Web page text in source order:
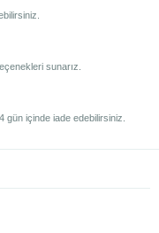
sunarız.
gün içinde iade edebilirsiniz.